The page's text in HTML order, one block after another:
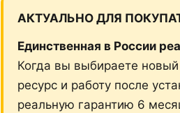
АКТУАЛЬНО ДЛЯ
Единственная в России
Когда вы выбираете
ресурс и работу после
реальную гарантию 6